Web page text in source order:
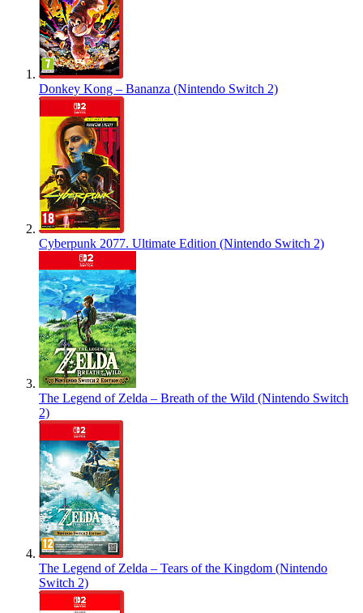
Donkey Kong – Bananza (Nintendo Switch 2)
Cyberpunk 2077. Ultimate Edition (Nintendo Switch 2)
The Legend of Zelda – Breath of the Wild (Nintendo Switch
2)
The Legend of Zelda – Tears of the Kingdom (Nintendo
Switch 2)